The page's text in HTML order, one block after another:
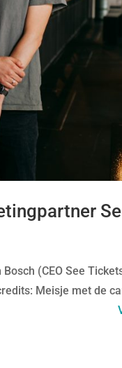
(CEO See
Meisje met de